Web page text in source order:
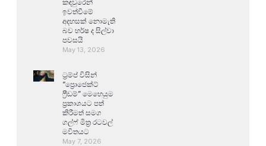
කඳවුරෙන්
ඉවත්වීමේ
අදහසක් නොමැති
බව හර්ෂ ද සිල්වා
පවසයි
May 13, 2026
ට්‍රම්ප් විසින්
“ප්‍රොජෙක්ට්
ෆ්‍රීඩම්” මෙහෙයුම
ප්‍රකාශයට පත්
කිරීමත් සමග
ගල්ෆ් මිත්‍ර රටවල්
මවිතයට
May 7, 2026